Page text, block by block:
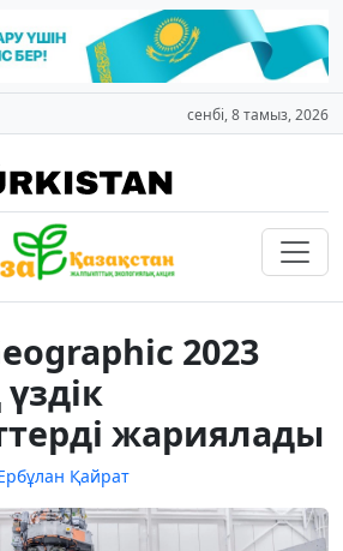
сенбі, 8 тамыз, 2026
2023
жариялады
Қайрат